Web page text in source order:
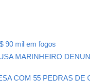
90 mil em fogos
MARINHEIRO
COM 55 PEDRAS DE